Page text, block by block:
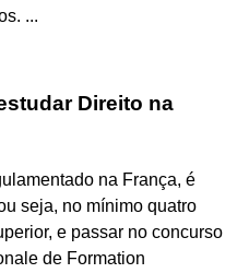
...
Direito na
na França, é
seja, no mínimo quatro
e passar no concurso
de Formation